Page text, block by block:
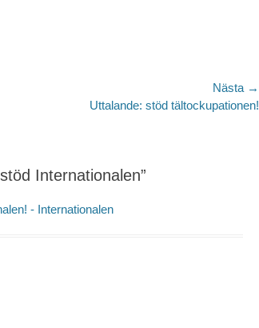
Nästa →
Uttalande: stöd tältockupationen!
Internationalen”
- Internationalen